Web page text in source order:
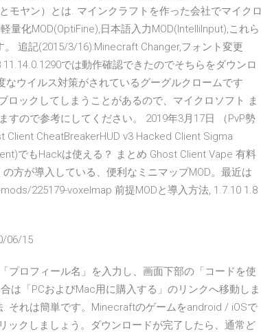
モヤン）とは. マインクラフトを作った会社でマイクロ
量化MOD(OptiFine),日本語入力MOD(IntelliInput),これら
追記(2015/3/16):Minecraft Changer,フォント変更
では動作確認できたのでそちらをダウンロ
ウイルス対策がされているグーグルクロームです
ックしてしまうことがあるので、マイクロソフト ま
ので参考にしてください。 2019年3月17日 （PvP勢
CheatBreakerHUD v3 Hacked Client Sigma
でもHackは使える？ まとめ Ghost Client Vape 有料
方が導入している、便利なミニマップMOD。最近は
225179-voxelmap 前提MODと導入方法, 1.7.10 1.8
06/15
ロフィール名」を入力し、画面下部の「コードを使
は「PCおよびMac用に購入する」のリンクへ移動しま
それは簡単です。Minecraftのゲームをandroid / iOSで
ックしましょう。ダウンロードが完了したら、通常ど